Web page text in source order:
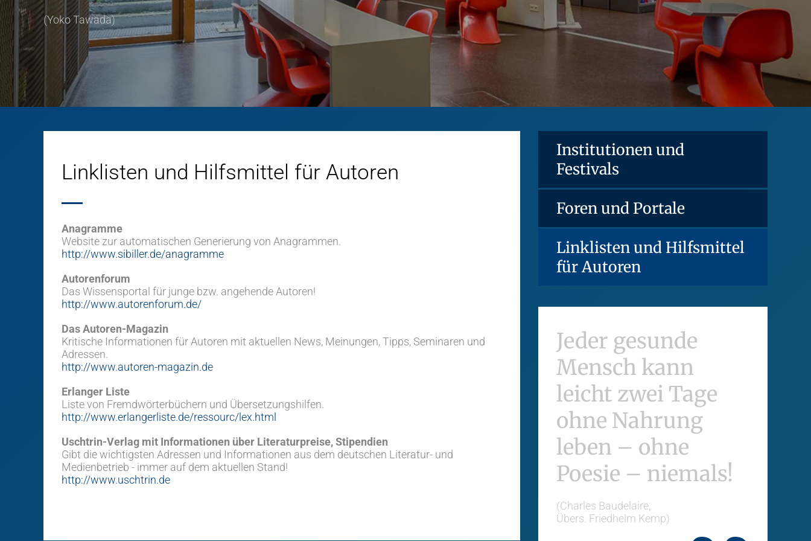
(Yoko Tawada)
Linklisten und Hilfsmittel für Autoren
Anagramme
Website zur automatischen Generierung von Anagrammen.
http://www.sibiller.de/anagramme
Autorenforum
Das Wissensportal für junge bzw. angehende Autoren!
http://www.autorenforum.de/
Das Autoren-Magazin
Kritische Informationen für Autoren mit aktuellen News, Meinungen, Tipps, Seminaren und
Adressen.
http://www.autoren-magazin.de
Erlanger Liste
Liste von Fremdwörterbüchern und Übersetzungshilfen.
http://www.erlangerliste.de/ressourc/lex.html
Uschtrin-Verlag mit Informationen über Literaturpreise, Stipendien
Gibt die wichtigsten Adressen und Informationen aus dem deutschen Literatur- und
Medienbetrieb - immer auf dem aktuellen Stand!
http://www.uschtrin.de
Institutionen und
Festivals
Foren und Portale
Linklisten und Hilfsmittel
für Autoren
Jeder gesunde
Mensch kann
leicht zwei Tage
ohne Nahrung
leben – ohne
Poesie – niemals!
(Charles Baudelaire,
Übers. Friedhelm Kemp)